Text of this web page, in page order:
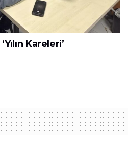
Kareleri’